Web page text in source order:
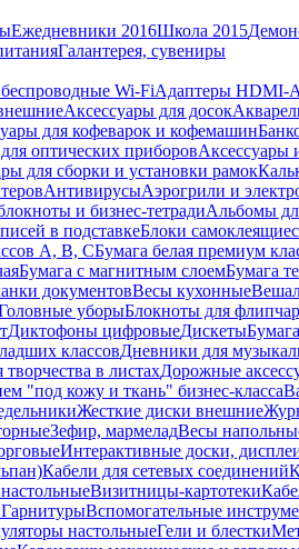
Ежедневники 2016Школа 2015
Галантерея, сувениры
Wi-FiАдаптеры HDMI-
Аксессуары для досок
для кофеварок и кофемашин
оптических приборовАксессуары
для сборки и установки рамок
АнтивирусыАэрогрили и
и бизнес-тетрадиАльбомы
в подставкеБлоки
А, В, СБумага белая премиум
Бумага с магнитным слоемБумага
документовВесы кухонные
уборыБлокноты для
Диктофоны цифровыеДискеты
классовДневники для
в листахДорожные
"под кожу и ткань" бизнес-класса
Жесткие диски внешние
Зефир, мармеладВесы
Интерактивные доски,
Кабели для сетевых соединений
Визитницы-картотеки
ГарнитурыВспомогательные
настольныеГели и блестки